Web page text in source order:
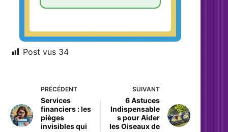
Post vus 34
PRÉCÉDENT
Services
financiers : les
pièges
invisibles qui
SUIVANT
6 Astuces
Indispensable
s pour Aider
les Oiseaux de